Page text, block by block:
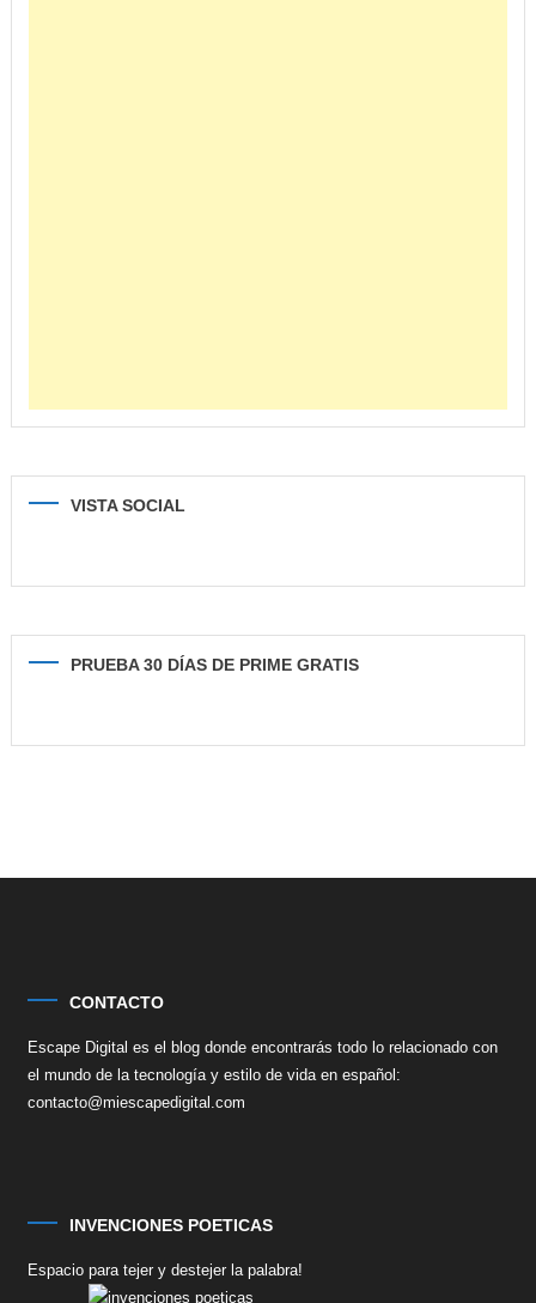
VISTA SOCIAL
PRUEBA 30 DÍAS DE PRIME GRATIS
CONTACTO
Escape Digital es el blog donde encontrarás todo lo relacionado con
el mundo de la tecnología y estilo de vida en español:
contacto@miescapedigital.com
INVENCIONES POETICAS
Espacio para tejer y destejer la palabra!